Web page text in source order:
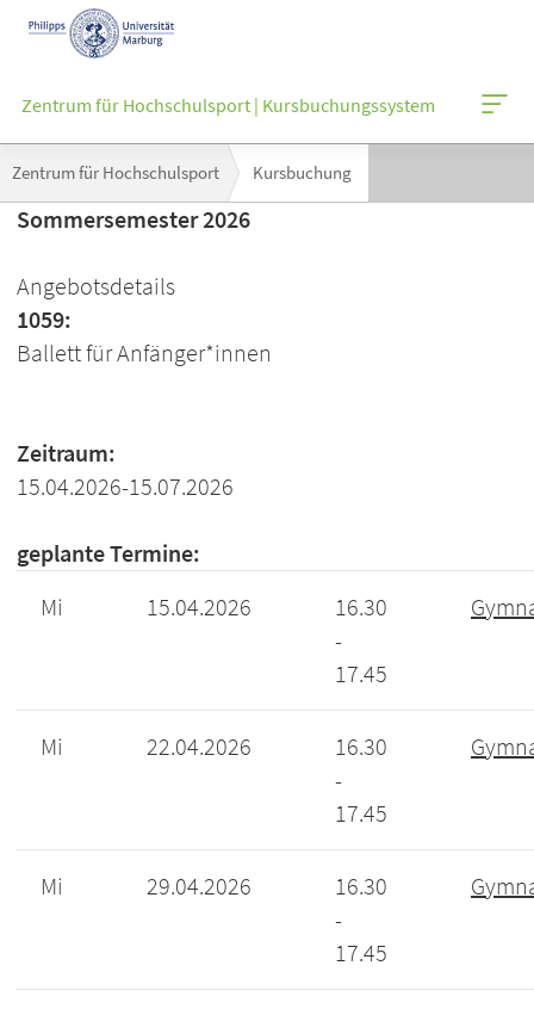
Navigation
Zentrum für Hochschulsport | Kursbuchungssystem
Navigation
Zentrum für Hochschulsport Kursbuchung
Sommersemester 2026
Angebotsdetails
1059:
Ballett für Anfänger*innen
Zeitraum:
15.04.2026-15.07.2026
geplante Termine:
Mi
15.04.2026
16.30
-
17.45
Mi 22.04.2026
16.30
-
17.45
Mi 29.04.2026
16.30
-
17.45